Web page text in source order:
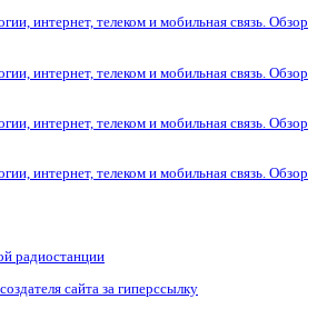
интернет, телеком и мобильная связь. Обзор
интернет, телеком и мобильная связь. Обзор
интернет, телеком и мобильная связь. Обзор
интернет, телеком и мобильная связь. Обзор
радиостанции
сайта за гиперссылку